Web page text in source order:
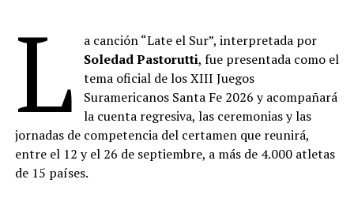
L
a canción “Late el Sur”, interpretada por
Soledad Pastorutti, fue presentada como el
tema oficial de los XIII Juegos
Suramericanos Santa Fe 2026 y acompañará
la cuenta regresiva, las ceremonias y las
jornadas de competencia del certamen que reunirá,
entre el 12 y el 26 de septiembre, a más de 4.000 atletas
de 15 países.